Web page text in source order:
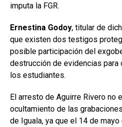
imputa la FGR.
Ernestina Godoy, titular de
que existen dos testigos
posible participación del
destrucción de evidencias para
los estudiantes.
El arresto de Aguirre Rivero no
ocultamiento de las
de Iguala, ya que el 14 de